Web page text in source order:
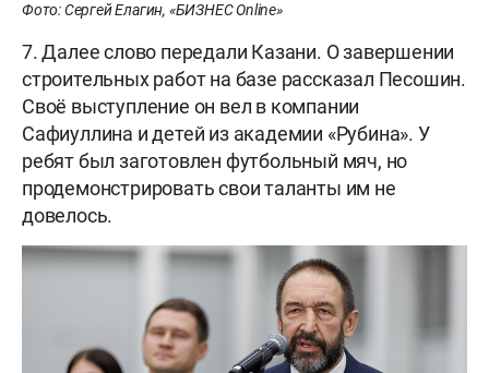
Фото: Сергей Елагин, «БИЗНЕС Online»
7. Далее слово передали Казани. О завершении
строительных работ на базе рассказал Песошин.
Своё выступление он вел в компании
Сафиуллина и детей из академии «Рубина». У
ребят был заготовлен футбольный мяч, но
продемонстрировать свои таланты им не
довелось.